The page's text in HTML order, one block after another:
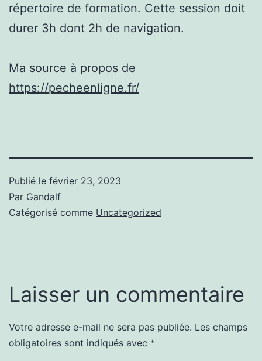
répertoire de formation. Cette session doit
durer 3h dont 2h de navigation.
Ma source à propos de
https://pecheenligne.fr/
Publié le février 23, 2023
Par Gandalf
Catégorisé comme Uncategorized
Laisser un commentaire
Votre adresse e-mail ne sera pas publiée. Les champs
obligatoires sont indiqués avec *